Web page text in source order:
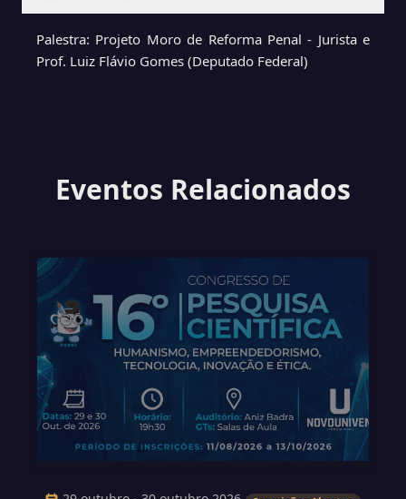
Palestra: Projeto Moro de Reforma Penal - Jurista e
Prof. Luiz Flávio Gomes (Deputado Federal)
Eventos Relacionados